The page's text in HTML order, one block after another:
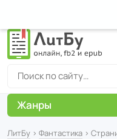
ЛитБу › Фантастика ›
Жанры